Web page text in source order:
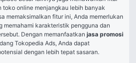
toko online menjangkau lebih banyak
memahami karakteristik pengguna dan
Dengan memanfaatkan jasa promosi
Tokopedia Ads, Anda dapat
dengan lebih tepat sasaran.